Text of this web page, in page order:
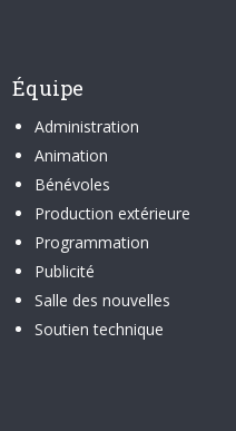
Équipe
Administration
Animation
Bénévoles
Production extérieure
Programmation
Publicité
Salle des nouvelles
Soutien technique